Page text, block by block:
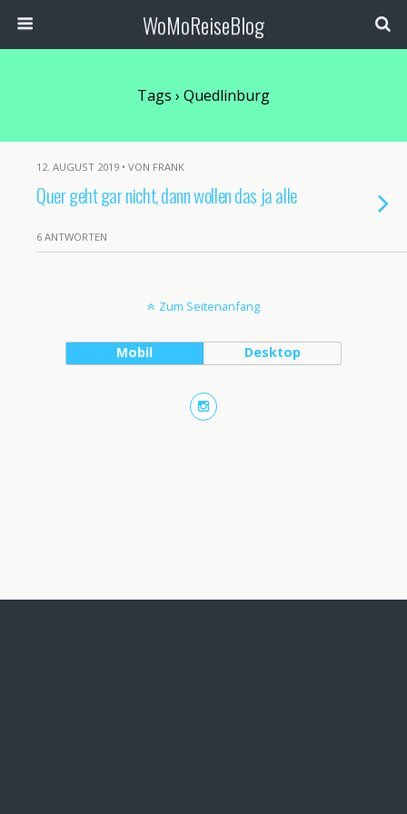
WoMoReiseBlog
Tags › Quedlinburg
12. AUGUST 2019 • VON FRANK
Quer geht gar nicht, dann wollen das ja alle
6 ANTWORTEN
Zum Seitenanfang
Mobil Desktop